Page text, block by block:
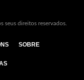
seus direitos reservados.
SOBRE